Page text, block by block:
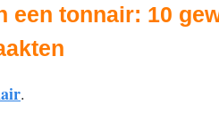
een tonnair: 10
.